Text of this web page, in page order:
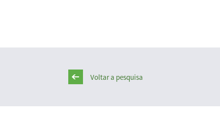
Voltar a pesquisa